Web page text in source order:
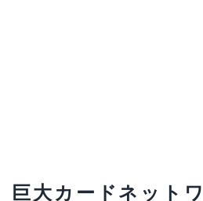
巨大カードネット